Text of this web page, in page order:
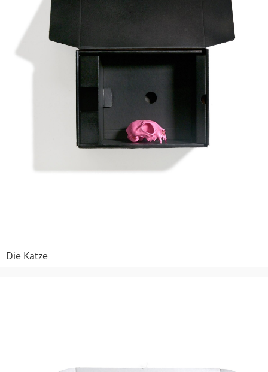
Die Katze